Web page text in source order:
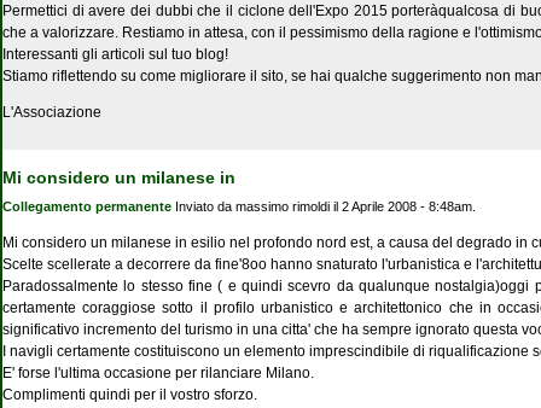
Permettici di avere dei dubbi che il ciclone dell'Expo 2015 porteràqualcosa di
che a valorizzare. Restiamo in attesa, con il pessimismo della ragione e
Interessanti gli articoli sul tuo blog!
Stiamo riflettendo su come migliorare il sito, se hai qualche suggerimento non
L'Associazione
Mi considero un milanese in
Collegamento permanente Inviato da massimo rimoldi il 2 Aprile 2008 - 8:48am.
Mi considero un milanese in esilio nel profondo nord est, a causa del degrado in
Scelte scellerate a decorrere da fine'8oo hanno snaturato l'urbanistica e
Paradossalmente lo stesso fine ( e quindi scevro da qualunque
certamente coraggiose sotto il profilo urbanistico e architettonico che in
significativo incremento del turismo in una citta' che ha sempre ignorato questa
I navigli certamente costituiscono un elemento imprescindibile di riqualificazione
E' forse l'ultima occasione per rilanciare Milano.
Complimenti quindi per il vostro sforzo.